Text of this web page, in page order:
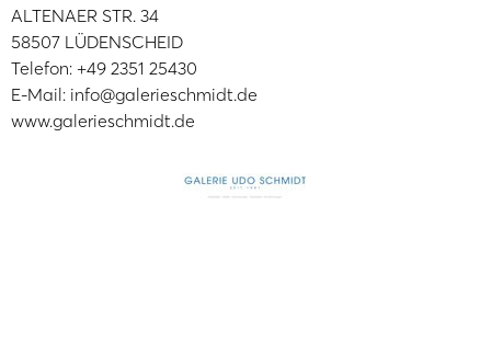
ALTENAER STR. 34
58507 LÜDENSCHEID
Telefon: +49 2351 25430
E-Mail: info@galerieschmidt.de
www.galerieschmidt.de